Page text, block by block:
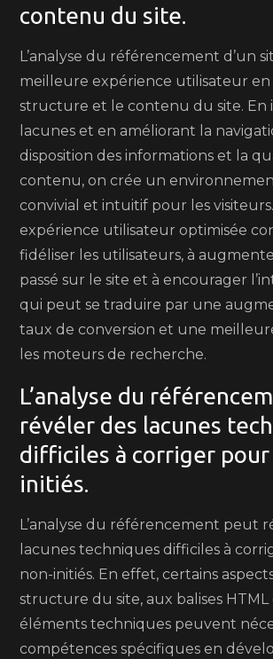
contenu du site.
L’analyse du référencement d’un
meilleure expérience utilisateur en
structure et le contenu du site. En
lacunes et en améliorant la
disposition des informations et la
contenu, on crée un
convivial et intuitif pour les
expérience utilisateur optimisée
fidéliser les utilisateurs, à
passé sur le site et à encourager
qui peut se traduire par une
taux de conversion et une
les moteurs de recherche.
L’analyse du
révéler des lacunes
difficiles à corriger pour
initiés.
L’analyse du référencement peut
lacunes techniques difficiles à
non-initiés. En effet, certains
structure du site, aux balises HTML
éléments techniques peuvent
compétences spécifiques en